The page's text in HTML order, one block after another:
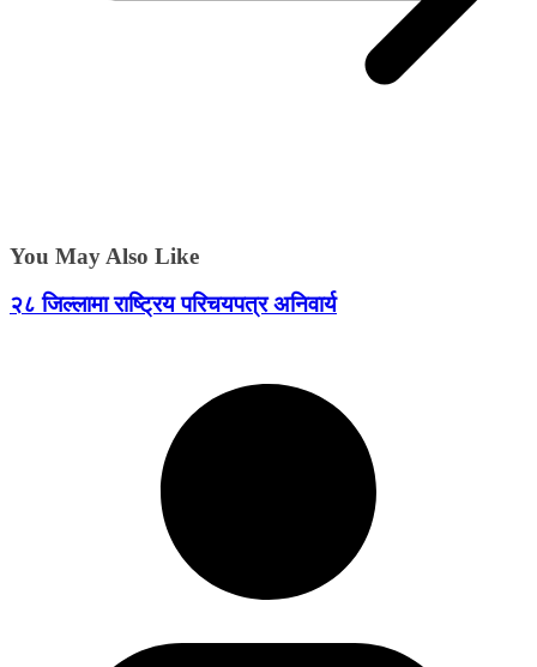
You May Also Like
२८ जिल्लामा राष्ट्रिय परिचयपत्र अनिवार्य